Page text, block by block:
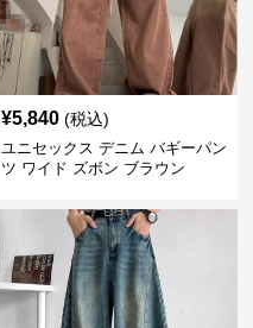
¥5,840 (税込)
ユニセックス デニム バギーパン
ツ ワイド ズボン ブラウン